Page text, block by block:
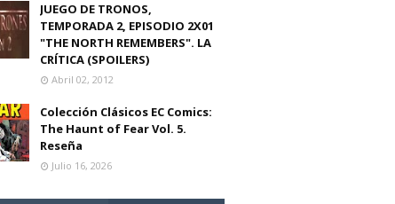
JUEGO DE TRONOS,
TEMPORADA 2, EPISODIO 2X01
"THE NORTH REMEMBERS". LA
CRÍTICA (SPOILERS)
Abril 02, 2012
Colección Clásicos EC Comics:
The Haunt of Fear Vol. 5.
Reseña
Julio 16, 2026